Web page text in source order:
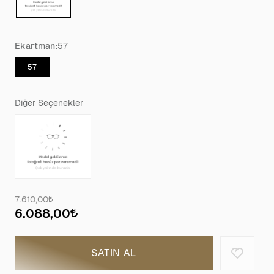
Ekartman:57
57
Diğer Seçenekler
7.610,00
6.088,00
SATIN AL